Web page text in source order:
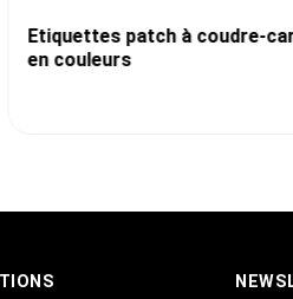
Etiquettes patch à coudre-
en couleurs